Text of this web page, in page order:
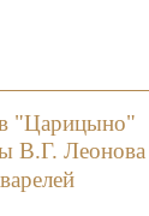
"Царицыно"
В.Г. Леонова